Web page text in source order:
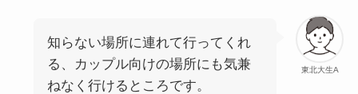
東北大生A
知らない場所に連れて行ってくれ
る、カップル向けの場所にも気兼
ねなく行けるところです。